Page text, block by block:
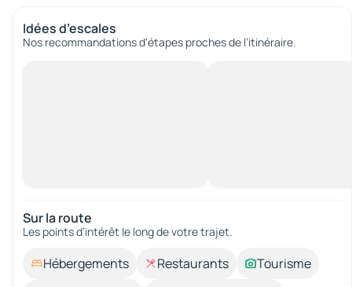
Idées d’escales
Nos recommandations d'étapes proches de l’itinéraire.
Sur la route
Les points d’intérêt le long de votre trajet.
Hébergements Restaurants
Tourisme